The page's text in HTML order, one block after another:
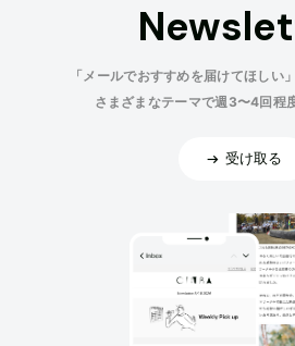
「メールでおすすめを届けてほしい
さまざまなテーマで週3〜4回程
受け取る